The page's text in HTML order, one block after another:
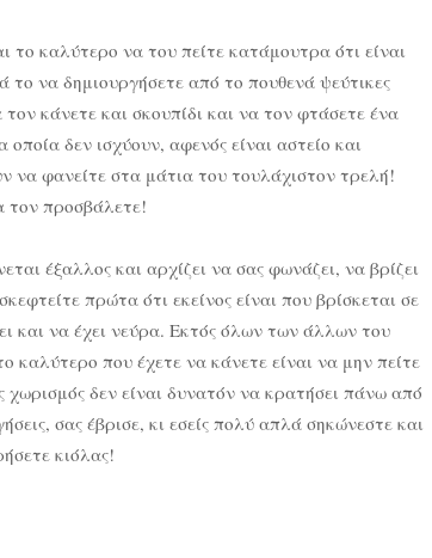
το καλύτερο να του πείτε κατάμουτρα ότι είναι
να δημιουργήσετε από το πουθενά ψεύτικες
κάνετε και σκουπίδι και να τον φτάσετε ένα
δεν ισχύουν, αφενός είναι αστείο και
να φανείτε στα μάτια του τουλάχιστον τρελή!
τον προσβάλετε!
έξαλλος και αρχίζει να σας φωνάζει, να βρίζει
πρώτα ότι εκείνος είναι που βρίσκεται σε
και να έχει νεύρα. Εκτός όλων των άλλων του
που έχετε να κάνετε είναι να μην πείτε
δεν είναι δυνατόν να κρατήσει πάνω από
σας έβρισε, κι εσείς πολύ απλά σηκώνεστε και
κιόλας!